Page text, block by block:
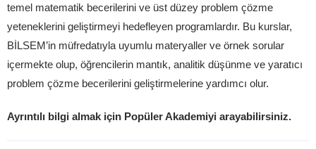
temel matematik becerilerini ve üst düzey problem çözme
yeteneklerini geliştirmeyi hedefleyen programlardır. Bu kurslar,
BİLSEM’in müfredatıyla uyumlu materyaller ve örnek sorular
içermekte olup, öğrencilerin mantık, analitik düşünme ve yaratıcı
problem çözme becerilerini geliştirmelerine yardımcı olur.
Ayrıntılı bilgi almak için Popüler Akademiyi arayabilirsiniz.